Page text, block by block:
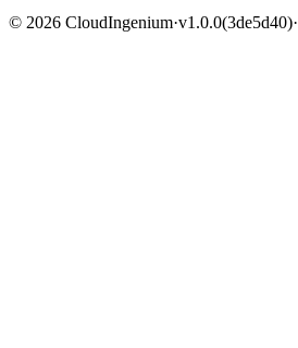
© 2026 CloudIngenium·v1.0.0(3de5d40)·